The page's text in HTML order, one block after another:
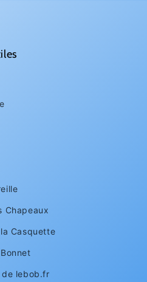
Chapeaux
Casquette
de lebob.fr